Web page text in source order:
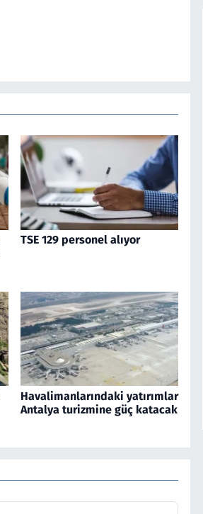
TSE 129 personel alıyor
Havalimanlarındaki yatırımlar
Antalya turizmine güç katacak